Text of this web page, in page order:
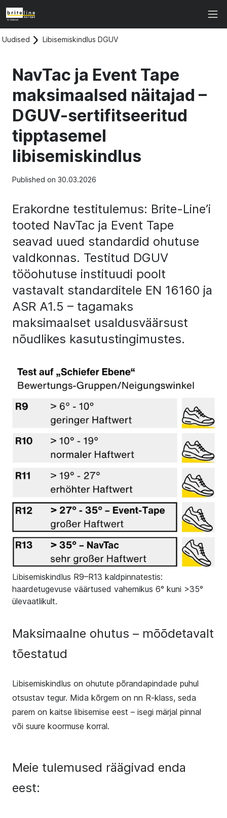
Uudised Libisemiskindlus DGUV
NavTac ja Event Tape
maksimaalsed näitajad –
DGUV-sertifitseeritud
tipptasemel
libisemiskindlus
Published on 30.03.2026
Erakordne testitulemus: Brite-Line’i
tooted NavTac ja Event Tape
seavad uued standardid ohutuse
valdkonnas. Testitud DGUV
tööohutuse instituudi poolt
vastavalt standarditele EN 16160 ja
ASR A1.5 – tagamaks
maksimaalset usaldusväärsust
nõudlikes kasutustingimustes.
Libisemiskindlus R9–R13 kaldpinnatestis:
haardetugevuse väärtused vahemikus 6° kuni >35°
ülevaatlikult.
Maksimaalne ohutus – mõõdetavalt
tõestatud
Libisemiskindlus on ohutute põrandapindade puhul
otsustav tegur. Mida kõrgem on nn R-klass, seda
parem on kaitse libisemise eest – isegi märjal pinnal
või suure koormuse korral.
Meie tulemused räägivad enda
eest: